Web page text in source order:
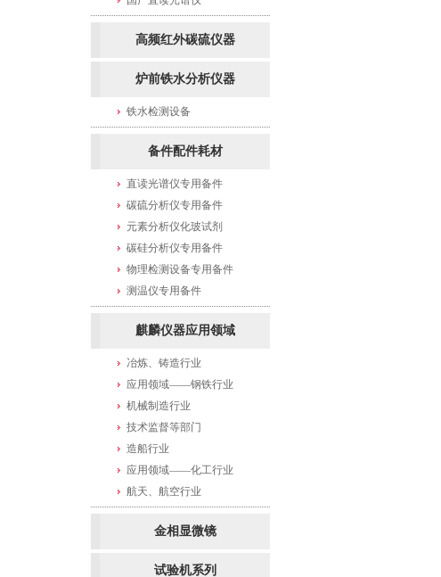
高频红外碳硫仪器
炉前铁水分析仪器
铁水检测设备
备件配件耗材
直读光谱仪专用备件
碳硫分析仪专用备件
元素分析仪化玻试剂
碳硅分析仪专用备件
物理检测设备专用备件
测温仪专用备件
麒麟仪器应用领域
冶炼、铸造行业
应用领域——钢铁行业
机械制造行业
技术监督等部门
造船行业
应用领域——化工行业
航天、航空行业
金相显微镜
试验机系列